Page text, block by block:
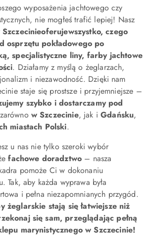
wyposażenia jachtowego czy
nie mogłeś trafić lepiej! Nasz
oferujewszystko, czego
osprzętu pokładowego po
specjalistyczne liny, farby jachtowe
. Działamy z myślą o żeglarzach,
i niezawodność. Dzięki nam
staje się prostsze i przyjemniejsze –
szybko i dostarczamy pod
w Szczecinie, jak iGdańsku,
miastach Polski.
u nas nie tylko szeroki wybór
fachowe doradztwo – nasza
pomoże Ci w dokonaniu
Tak, aby każda wyprawa była
i pełna niezapomnianych przygód.
żeglarskie stają się łatwiejsze niż
się sam, przeglądając pełną
marynistycznego w Szczecinie!